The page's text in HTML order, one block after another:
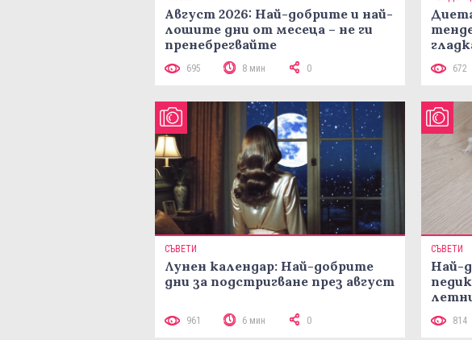
Август 2026: Най-добрите и най-
лошите дни от месеца – не ги
пренебрегвайте
695 8 мин 0 672
СЪВЕТИ
Лунен календар: Най-добрите
дни за подстригване през август
961 6 мин 0
СЪВЕТИ
Най-
814